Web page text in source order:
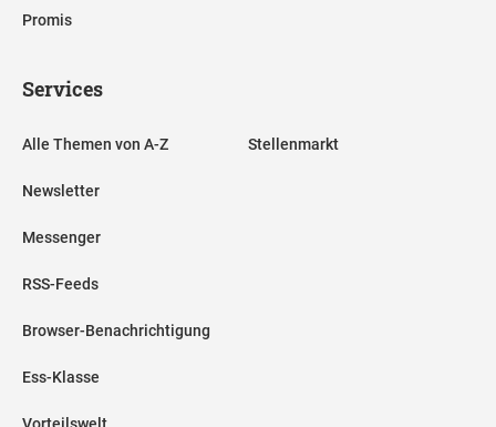
Promis
Services
Alle Themen von A-Z
Newsletter
Messenger
RSS-Feeds
Browser-Benachrichtigung
Ess-Klasse
Vorteilswelt
Stellenmarkt